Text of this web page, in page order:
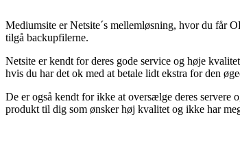
Mediumsite er Netsite´s mellemløsning, hvor du får
tilgå backupfilerne.
Netsite er kendt for deres gode service og høje
hvis du har det ok med at betale lidt ekstra for den
De er også kendt for ikke at oversælge deres
produkt til dig som ønsker høj kvalitet og ikke har